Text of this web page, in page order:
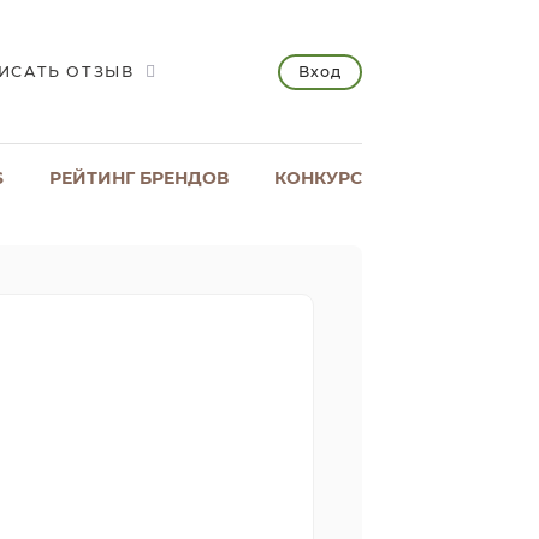
ОТЗЫВ Вход
РЕЙТИНГ БРЕНДОВ КОНКУРС